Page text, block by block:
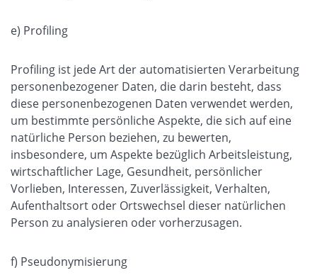
e) Profiling
Profiling ist jede Art der automatisierten Verarbeitung
personenbezogener Daten, die darin besteht, dass
diese personenbezogenen Daten verwendet werden,
um bestimmte persönliche Aspekte, die sich auf eine
natürliche Person beziehen, zu bewerten,
insbesondere, um Aspekte bezüglich Arbeitsleistung,
wirtschaftlicher Lage, Gesundheit, persönlicher
Vorlieben, Interessen, Zuverlässigkeit, Verhalten,
Aufenthaltsort oder Ortswechsel dieser natürlichen
Person zu analysieren oder vorherzusagen.
f) Pseudonymisierung